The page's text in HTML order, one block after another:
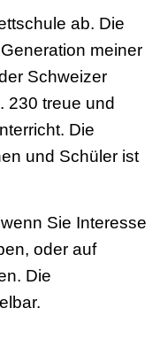
ab. Die
meiner
Schweizer
230 treue und
Die
und Schüler ist
Sie Interesse
oder auf
Die